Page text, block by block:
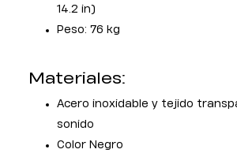
14.2 in)
Peso: 76 kg
Materiales:
Acero inoxidable y tejido
sonido
Color Negro